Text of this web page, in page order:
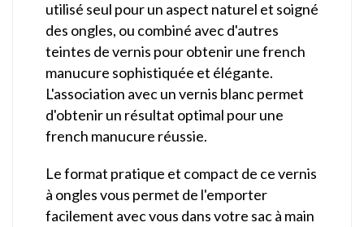
utilisé seul pour un aspect naturel et soigné
des ongles, ou combiné avec d'autres
teintes de vernis pour obtenir une french
manucure sophistiquée et élégante.
L'association avec un vernis blanc permet
d'obtenir un résultat optimal pour une
french manucure réussie.
Le format pratique et compact de ce vernis
à ongles vous permet de l'emporter
facilement avec vous dans votre sac à main